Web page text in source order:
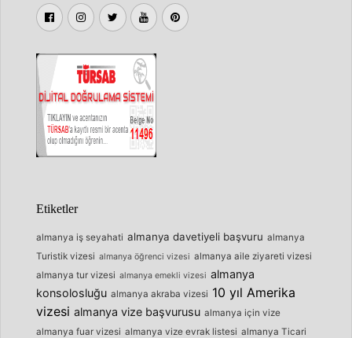
Etiketler
almanya iş seyahati almanya davetiyeli başvuru almanya
Turistik vizesi almanya öğrenci vizesi almanya aile ziyareti vizesi
almanya tur vizesi almanya emekli vizesi almanya
konsolosluğu almanya akraba vizesi 10 yıl Amerika
vizesi almanya vize başvurusu almanya için vize
almanya fuar vizesi almanya vize evrak listesi almanya Ticari